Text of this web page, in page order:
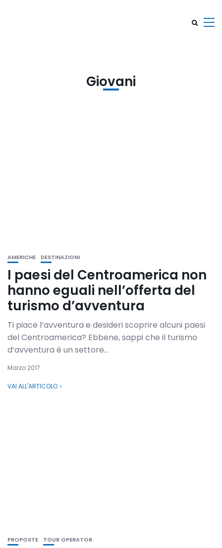
Giovani
AMERICHE DESTINAZIONI
I paesi del Centroamerica non
hanno eguali nell’offerta del
turismo d’avventura
Ti piace l’avventura e desideri scoprire alcuni paesi
del Centroamerica? Ebbene, sappi che il turismo
d’avventura è un settore...
Marzo 2017
VAI ALL'ARTICOLO
PROPOSTE TOUR OPERATOR